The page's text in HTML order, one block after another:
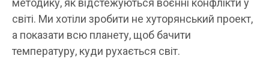
методику, як відстежуються воєнні конфлікти у
світі. Ми хотіли зробити не хуторянський проект,
а показати всю планету, щоб бачити
температуру, куди рухається світ.